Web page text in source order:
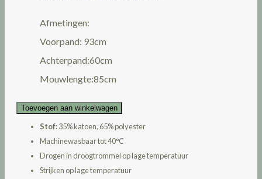
Afmetingen:
Voorpand: 93cm
Achterpand:60cm
Mouwlengte:85cm
Toevoegen aan winkelwagen
Stof:35% katoen, 65% polyester
Machinewasbaar tot 40°C
Drogen in droogtrommel op lage temperatuur
Strijken op lage temperatuur